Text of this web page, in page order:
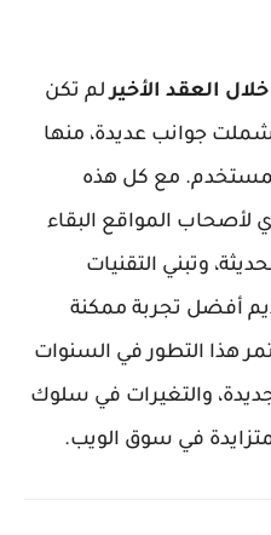
العقد الأخيرلم تكن
جوانب عديدة، منها
المستخدم. مع كل هذه
لأصحاب المواقع البقاء
وتبني التقنيات
أفضل تجربة ممكنة
هذا التطور في السنوات
والتغيرات في سلوك
في سوق الويب.